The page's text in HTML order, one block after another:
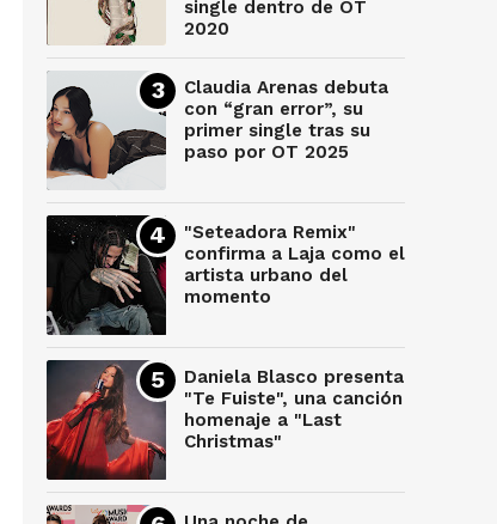
single dentro de OT
2020
Claudia Arenas debuta
con “gran error”, su
primer single tras su
paso por OT 2025
"Seteadora Remix"
confirma a Laja como el
artista urbano del
momento
Daniela Blasco presenta
"Te Fuiste", una canción
homenaje a "Last
Christmas"